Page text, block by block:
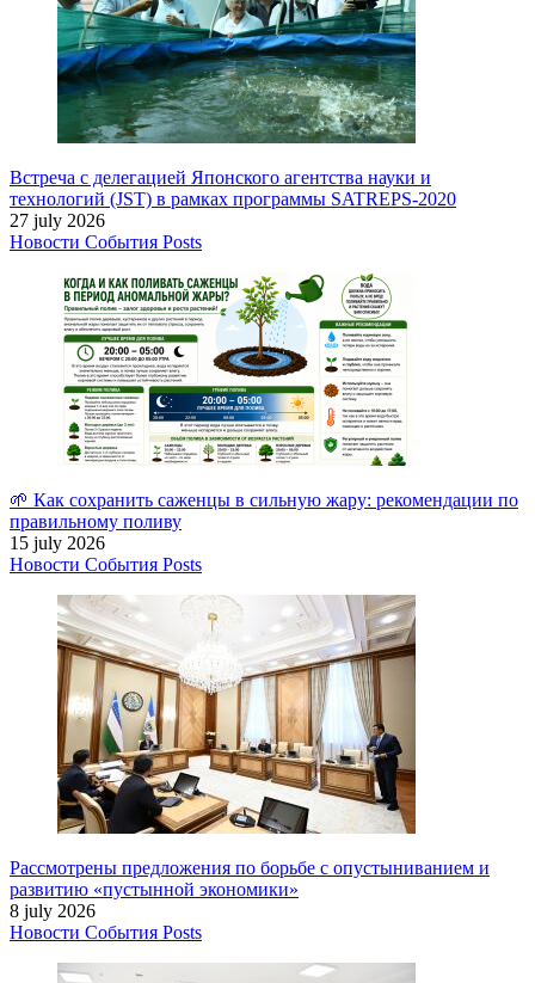
Встреча с делегацией Японского агентства науки и
технологий (JST) в рамках программы SATREPS-2020
27 july 2026
Новости События Posts
🌱 Как сохранить саженцы в сильную жару: рекомендации по
правильному поливу
15 july 2026
Новости События Posts
Рассмотрены предложения по борьбе с опустыниванием и
развитию «пустынной экономики»
8 july 2026
Новости События Posts